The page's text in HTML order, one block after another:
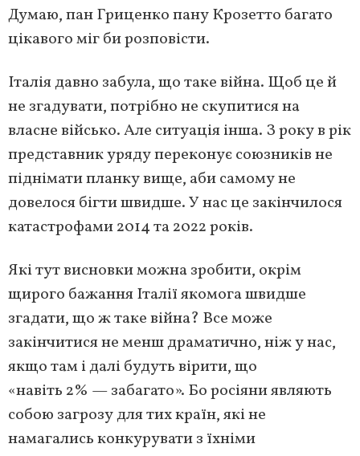
Думаю, пан Гриценко пану Крозетто багато
цікавого міг би розповісти.
Італія давно забула, що таке війна. Щоб це й
не згадувати, потрібно не скупитися на
власне військо. Але ситуація інша. З року в рік
представник уряду переконує союзників не
піднімати планку вище, аби самому не
довелося бігти швидше. У нас це закінчилося
катастрофами 2014 та 2022 років.
Які тут висновки можна зробити, окрім
щирого бажання Італії якомога швидше
згадати, що ж таке війна? Все може
закінчитися не менш драматично, ніж у нас,
якщо там і далі будуть вірити, що
«навіть 2% — забагато». Бо росіяни являють
собою загрозу для тих країн, які не
намагались конкурувати з їхніми